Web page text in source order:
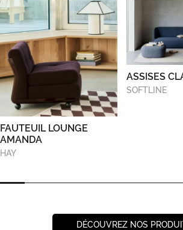
FAUTEUIL LOUNGE
AMANDA
HAY
ASSISES
SOFTLINE
DÉCOUVREZ NOS